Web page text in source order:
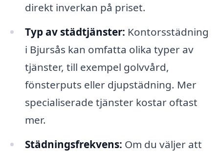
direkt inverkan på priset.
Typ av städtjänster: Kontorsstädning
i Bjursås kan omfatta olika typer av
tjänster, till exempel golvvård,
fönsterputs eller djupstädning. Mer
specialiserade tjänster kostar oftast
mer.
Städningsfrekvens: Om du väljer att